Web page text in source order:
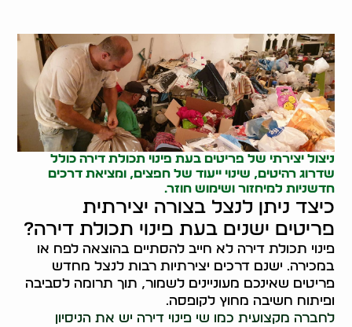
ניצול יצירתי של פריטים בעת פינוי תכולת דירה כולל
שדרוג רהיטים, שינוי ייעוד של חפצים, ומציאת דרכים
חדשניות למיחזור ושימוש חוזר.
כיצד ניתן לנצל בצורה יצירתית
פריטים ישנים בעת פינוי תכולת דירה?
פינוי תכולת דירה לא חייב להסתיים בהוצאה לפח או
במכירה. ישנם דרכים יצירתיות רבות לנצל מחדש
פריטים שאינכם מעוניינים לשמור, תוך תרומה לסביבה
ופיתוח חשיבה מחוץ לקופסה.
לחברה מקצועית כמו שי פינוי דירה יש את הניסיון